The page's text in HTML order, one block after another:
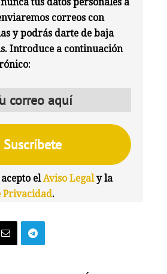
correos con
y podrás darte de baja
Introduce a continuación
elAviso Legaly la
Privacidad.